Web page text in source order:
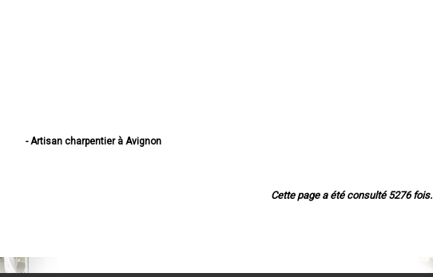
- Artisan charpentier à Avignon
- Artisan charpentier à Bollène
- Artisan charpentier à Apt
Cette page a été consulté 5276 fois.